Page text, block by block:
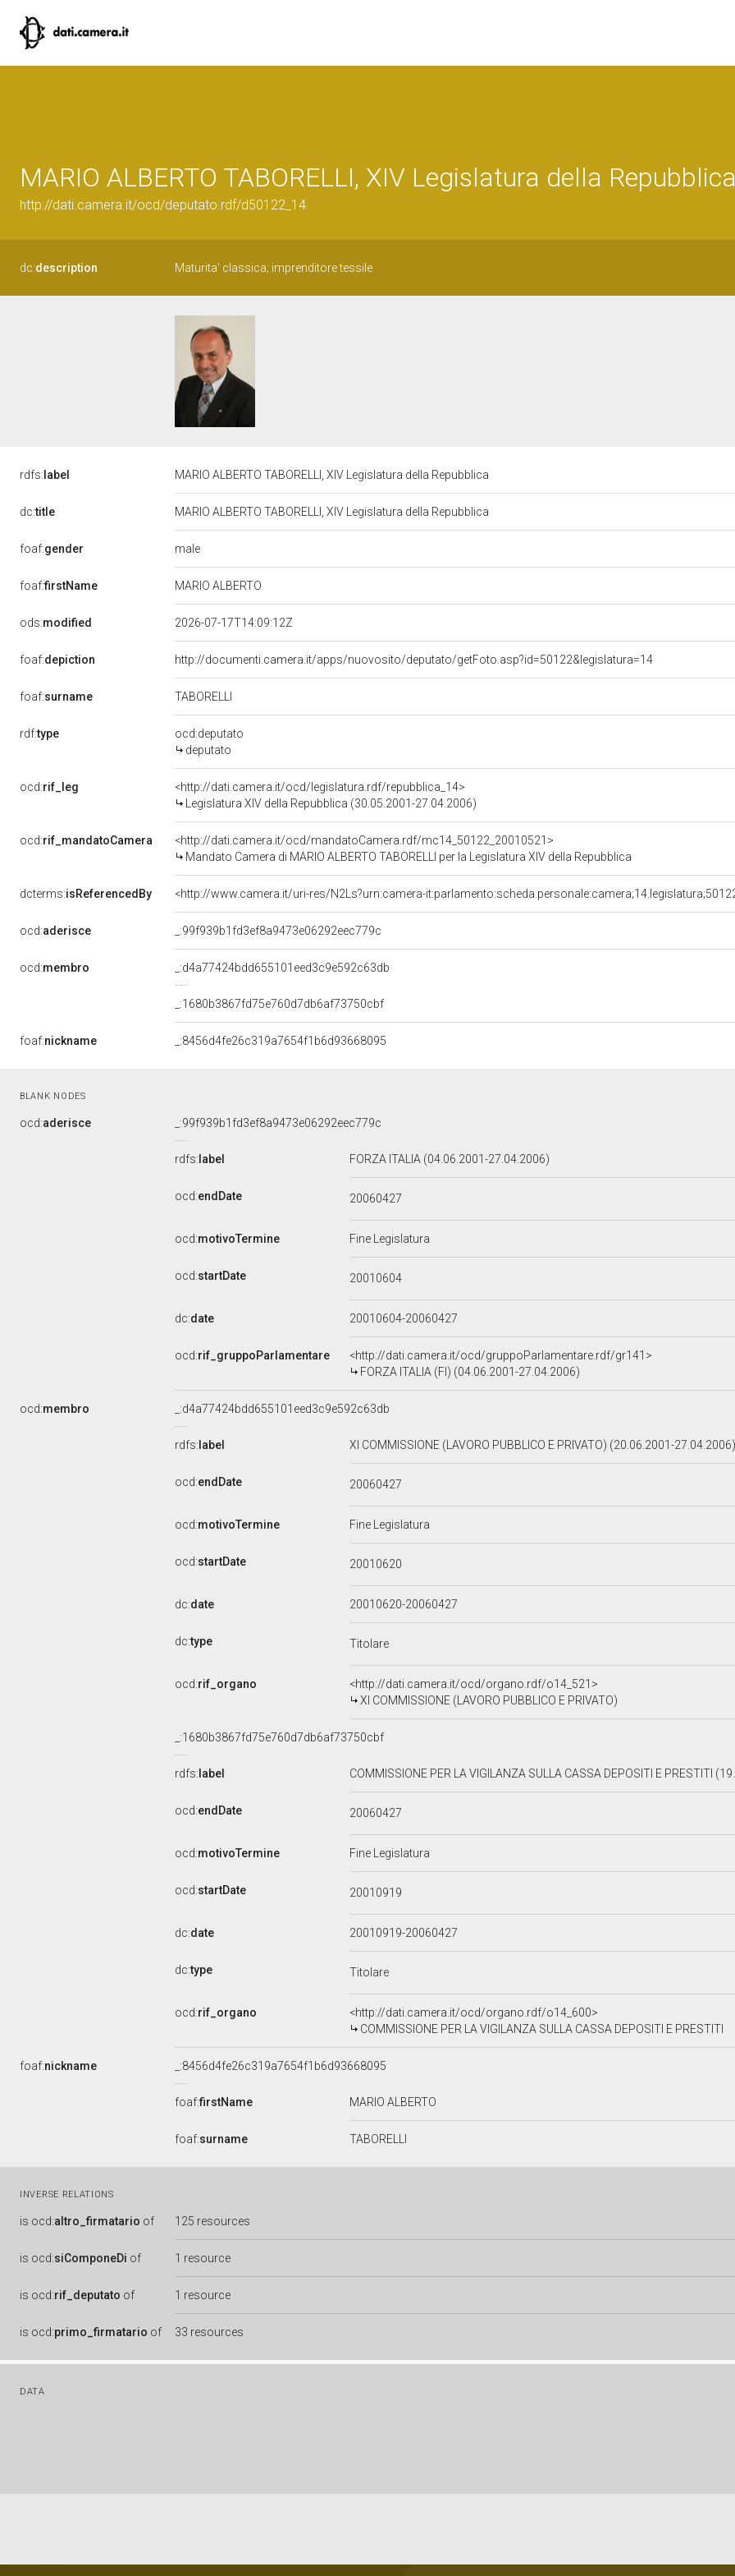
MARIO ALBERTO TABORELLI, XIV Legislatura della
http://dati.camera.it/ocd/deputato.rdf/d50122_14
dc:description Maturita' classica; imprenditore tessile
rdfs: label MARIO ALBERTO TABORELLI, XIV Legislatura della Repubblica
dc:title MARIO ALBERTO TABORELLI, XIV Legislatura della Repubblica
foaf:gender male
foaf:firstName MARIO ALBERTO
ods:modified 2026-07-17T14:09:12Z
foaf:depiction http://documenti.camera.it/apps/nuovosito/deputato/getFoto.asp?id=50122&legislatura=14
foaf:surname TABORELLI
rdf:type
ocd:deputato
deputato
ocd:rif_leg
<http://dati.camera.it/ocd/legislatura.rdf/repubblica_14>
Legislatura XIV della Repubblica (30.05.2001-27.04.2006)
ocd:rif_mandatoCamera
<http://dati.camera.it/ocd/mandatoCamera.rdf/mc14_50122_20010521>
Mandato Camera di MARIO ALBERTO TABORELLI per la Legislatura XIV della Repubblica
dcterms:isReferencedBy <http://www.camera.it/uri-res/N2Ls?urn:camera-
ocd:aderisce _:99f939b1fd3ef8a9473e06292eec779c
ocd:membro _:d4a77424bdd655101eed3c9e592c63db
_:1680b3867fd75e760d7db6af73750cbf
foaf:nickname _:8456d4fe26c319a7654f1b6d93668095
BLANK NODES
ocd:aderisce _:99f939b1fd3ef8a9473e06292eec779c
rdfs: label FORZA ITALIA (04.06.2001-27.04.2006)
ocd:endDate 20060427
ocd:motivoTermine Fine Legislatura
ocd:startDate 20010604
dc:date 20010604-20060427
ocd:rif_gruppoParlamentare
<http://dati.camera.it/ocd/gruppoParlamentare.rdf/gr141>
FORZA ITALIA (FI) (04.06.2001-27.04.2006)
ocd:membro _:d4a77424bdd655101eed3c9e592c63db
rdfs: label XI COMMISSIONE (LAVORO PUBBLICO E PRIVATO) (20.06.2001-
ocd:endDate 20060427
ocd:motivoTermine Fine Legislatura
ocd:startDate 20010620
dc:date 20010620-20060427
dc:type Titolare
ocd:rif_organo
<http://dati.camera.it/ocd/organo.rdf/o14_521>
XI COMMISSIONE (LAVORO PUBBLICO E PRIVATO)
_:1680b3867fd75e760d7db6af73750cbf
rdfs: label COMMISSIONE PER LA VIGILANZA SULLA CASSA DEPOSITI E PRESTITI
ocd:endDate 20060427
ocd:motivoTermine Fine Legislatura
ocd:startDate 20010919
dc:date 20010919-20060427
dc:type Titolare
ocd:rif_organo
<http://dati.camera.it/ocd/organo.rdf/o14_600>
COMMISSIONE PER LA VIGILANZA SULLA CASSA DEPOSITI E PRESTITI
foaf:nickname _:8456d4fe26c319a7654f1b6d93668095
foaf:firstName MARIO ALBERTO
foaf:surname TABORELLI
INVERSE RELATIONS
is ocd:altro_firmatario of 125 resources
is ocd:siComponeDi of 1 resource
is ocd:rif_deputato of 1 resource
is ocd:primo_firmatario of 33 resources
DATA